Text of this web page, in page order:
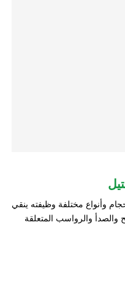
وأنواع مختلفة وظيفته ينقي
والصدأ والرواسب المتعلقة